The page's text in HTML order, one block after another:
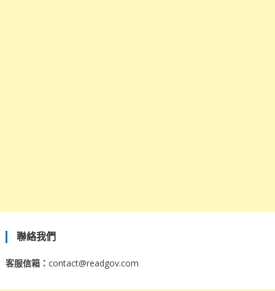
聯絡我們
客服信箱： contact@readgov.com